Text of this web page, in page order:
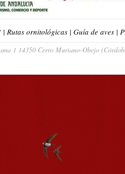
| Rutas ornitológicas | Guía de aves |
1 14350 Cerro Muriano-Obejo